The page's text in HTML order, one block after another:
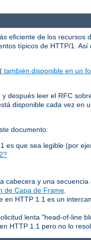
eficiente de los recursos
típicos de HTTP/1. Así
( también disponible en un
después leer el RFC
está disponible cada vez en
documento:
es que sea legible (por
cabecera y una secuencia
de Capa de Frame
en HTTP 1.1 es un
lenta "head-of-line
HTTP 1.1 pero no lo